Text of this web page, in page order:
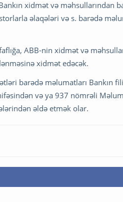
xidmət və məhsullarından
əlaqələri və s. barədə
ABB-nin xidmət və
xidmət edəcək.
barədə məlumatları Bankın
və ya 937 nömrəli
əldə etmək olar.